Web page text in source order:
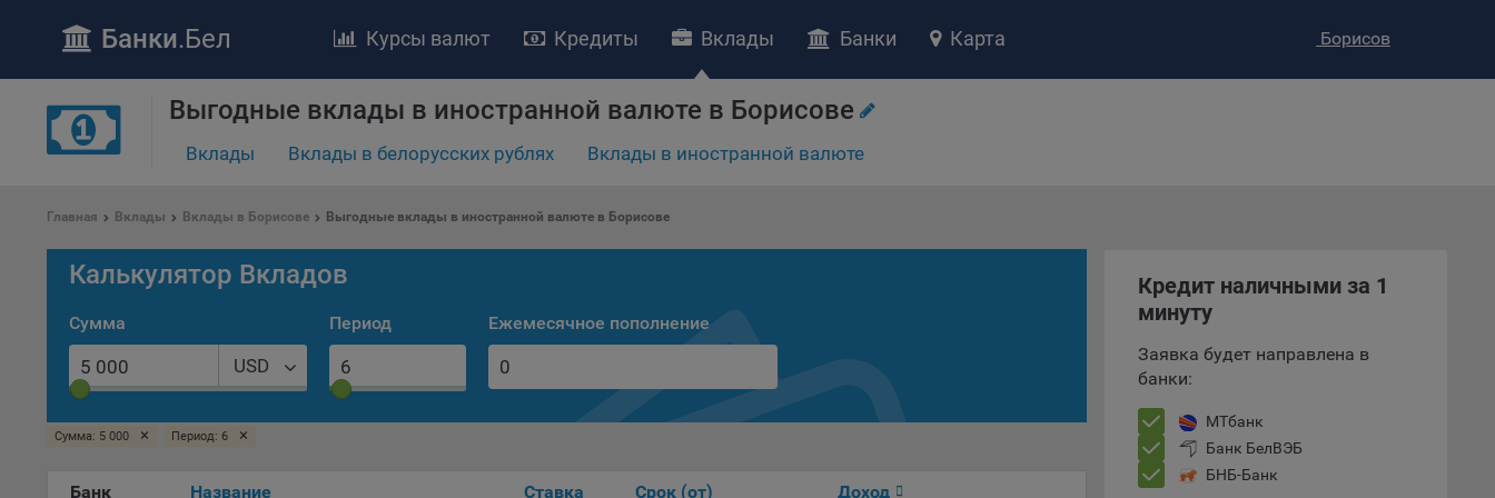
уделяет особое внимание защите персональных данных при их обработке и
Утверждение положения о политике обработки файлов cookie (далее –
осуществляют использование веб-сайта Общества с доменным именем
«bankibel.by», для каких целей и каким образом Общество обрабатывает
компьютера (мобильного устройства) пользователя сайта Общества,
Банки.Бел Борисов
Курсы валют Кредиты Вклады Банки Карта
Выгодные вклады в иностранной валюте в Борисове
Вклады Вклады в белорусских рублях Вклады в иностранной валюте
Главная Вклады Вклады в Борисове Выгодные вклады в иностранной валюте в Борисове
Калькулятор Вкладов
Сумма
USD
Период Ежемесячное пополнение
Сумма: 5 000 × Период: 6 ×
Банк Название Ставка Срок (от) Доход
Кредит наличными за 1
минуту
Заявка будет направлена в
банки:
МТбанк
Банк БелВЭБ
БНБ-Банк